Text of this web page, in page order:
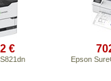
€
Epson